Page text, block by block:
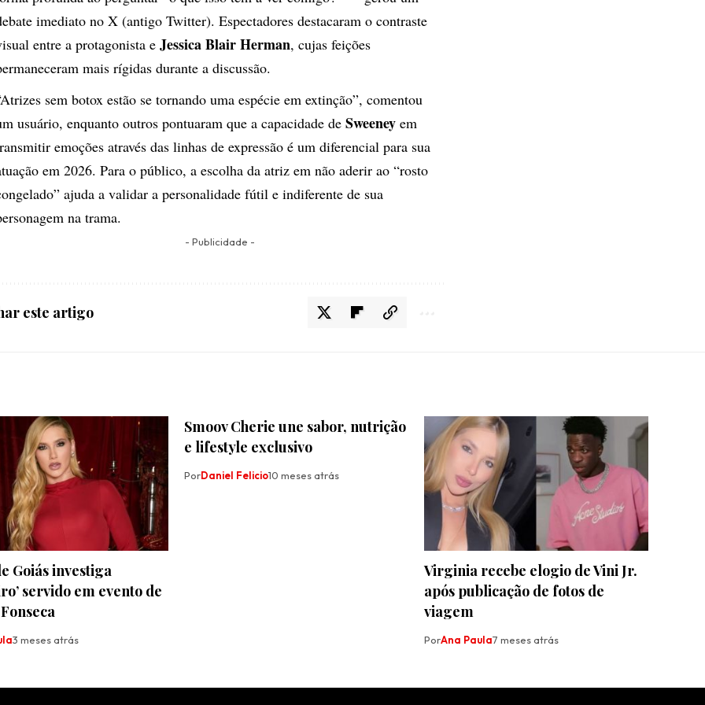
imediato no X (antigo Twitter). Espectadores destacaram o contraste
entre a protagonista e Jessica Blair Herman, cujas feições
mais rígidas durante a discussão.
sem botox estão se tornando uma espécie em extinção”, comentou
usuário, enquanto outros pontuaram que a capacidade de Sweeney em
emoções através das linhas de expressão é um diferencial para sua
em 2026. Para o público, a escolha da atriz em não aderir ao “rosto
ajuda a validar a personalidade fútil e indiferente de sua
na trama.
- Publicidade -
este artigo
Goiás investiga
servido em evento de
3 meses atrás
Smoov Cherie une sabor, nutrição
e lifestyle exclusivo
PorDaniel Felicio10 meses atrás
Virginia recebe elogio de Vini Jr.
após publicação de fotos de
viagem
PorAna Paula7 meses atrás